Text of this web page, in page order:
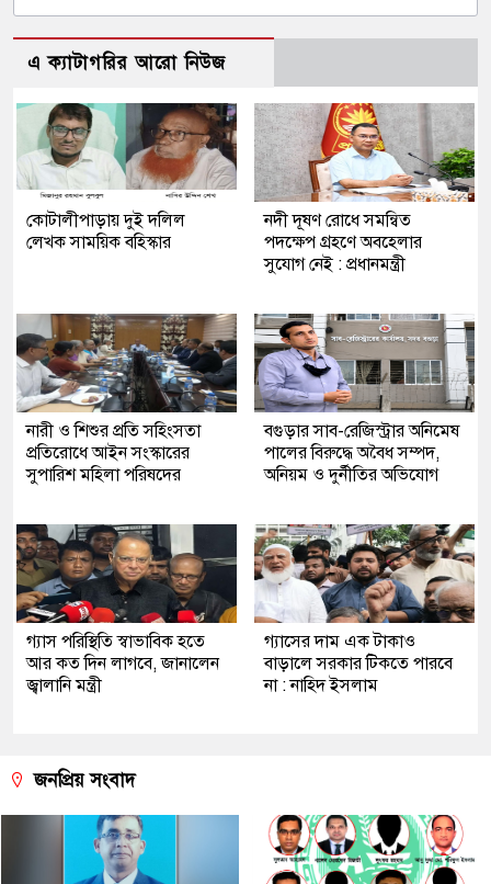
এ ক্যাটাগরির আরো নিউজ
কোটালীপাড়ায় দুই দলিল
লেখক সাময়িক বহিস্কার
নদী দূষণ রোধে সমন্বিত
পদক্ষেপ গ্রহণে অবহেলার
সুযোগ নেই : প্রধানমন্ত্রী
নারী ও শিশুর প্রতি সহিংসতা
প্রতিরোধে আইন সংস্কারের
সুপারিশ মহিলা পরিষদের
বগুড়ার সাব-রেজিস্ট্রার অনিমেষ
পালের বিরুদ্ধে অবৈধ সম্পদ,
অনিয়ম ও দুর্নীতির অভিযোগ
গ্যাস পরিস্থিতি স্বাভাবিক হতে
আর কত দিন লাগবে, জানালেন
জ্বালানি মন্ত্রী
গ্যাসের দাম এক টাকাও
বাড়ালে সরকার টিকতে পারবে
না : নাহিদ ইসলাম
জনপ্রিয় সংবাদ